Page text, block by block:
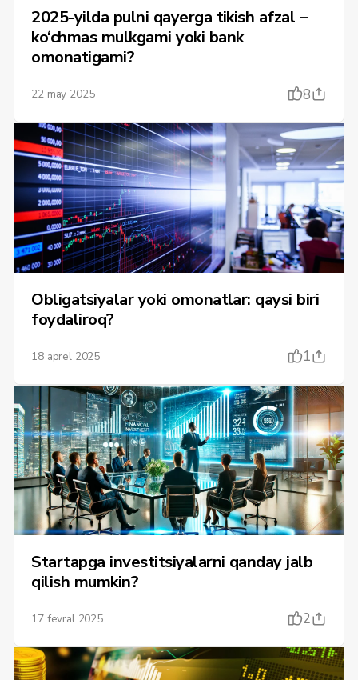
2025-yilda pulni qayerga tikish afzal –
ko‘chmas mulkgami yoki bank
omonatigami?
22 may 2025 8
Obligatsiyalar yoki omonatlar: qaysi biri
foydaliroq?
18 aprel 2025 1
Startapga investitsiyalarni qanday jalb
qilish mumkin?
17 fevral 2025 2